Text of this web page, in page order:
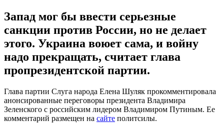
Запад мог бы ввести серьезные
санкции против России, но не делает
этого. Украина воюет сама, и войну
надо прекращать, считает глава
пропрезидентской партии.
Глава партии Слуга народа Елена Шуляк прокомментировала
анонсированные переговоры президента Владимира
Зеленского с российским лидером Владимиром Путиным. Ее
комментарий размещен на сайте политсилы.